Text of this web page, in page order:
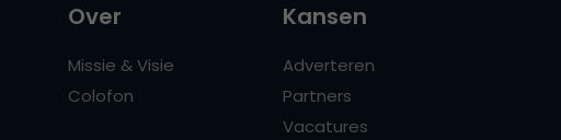
Over
Missie & Visie
Colofon
Kansen
Adverteren
Partners
Vacatures